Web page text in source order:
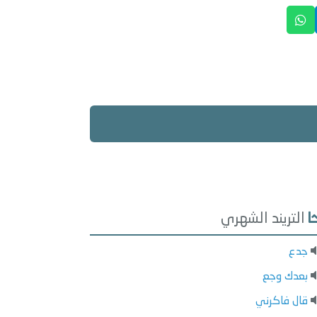
التريند الشهري
جدع
بعدك وجع
قال فاكرني